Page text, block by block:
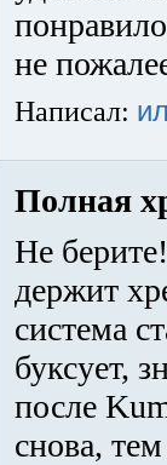
не
Написал:
Полная
Не
держит
система
буксует,
после
снова,